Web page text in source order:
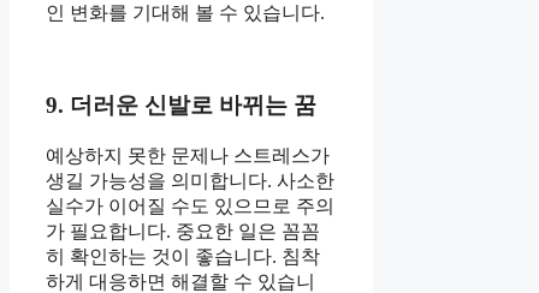
인 변화를 기대해 볼 수 있습니다.
9. 더러운 신발로 바뀌는 꿈
예상하지 못한 문제나 스트레스가
생길 가능성을 의미합니다. 사소한
실수가 이어질 수도 있으므로 주의
가 필요합니다. 중요한 일은 꼼꼼
히 확인하는 것이 좋습니다. 침착
하게 대응하면 해결할 수 있습니